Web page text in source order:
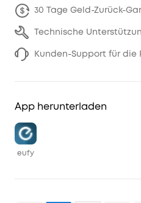
30 Tage Geld-Zurück-
Technische
Kunden-Support für die
App herunterladen
eufy